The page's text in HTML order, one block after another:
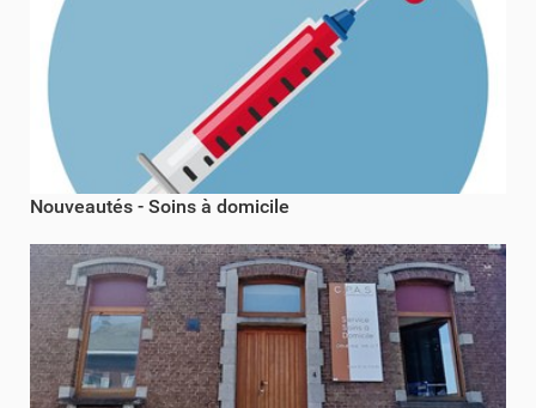
Nouveautés - Soins à domicile